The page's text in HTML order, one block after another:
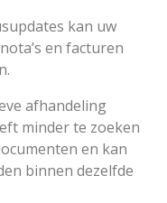
kan uw
en facturen
afhandeling
minder te zoeken
en kan
binnen dezelfde